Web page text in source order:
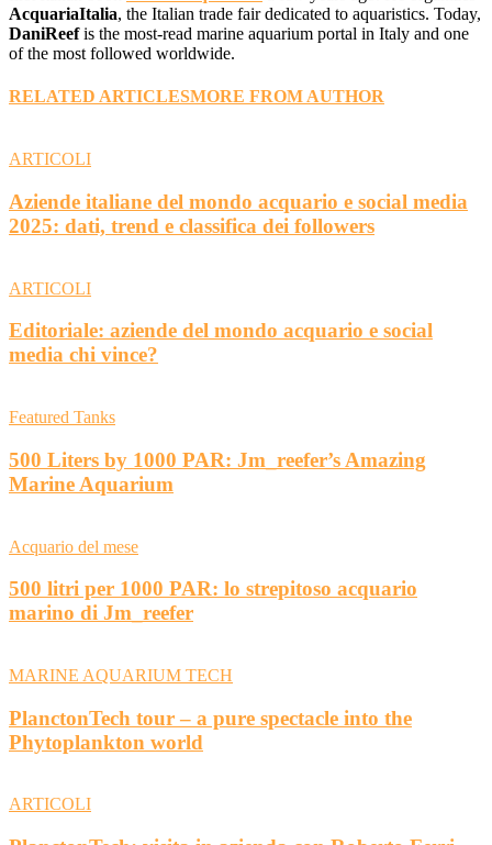
AcquariaItalia, the Italian trade fair dedicated to aquaristics. Today,
DaniReefis the most-read marine aquarium portal in Italy and one
of the most followed worldwide.
RELATED ARTICLESMORE FROM AUTHOR
ARTICOLI
Aziende italiane del mondo acquario e social media
2025: dati, trend e classifica dei followers
ARTICOLI
Editoriale: aziende del mondo acquario e social
media chi vince?
Featured Tanks
500 Liters by 1000 PAR: Jm_reefer’s Amazing
Marine Aquarium
Acquario del mese
500 litri per 1000 PAR: lo strepitoso acquario
marino di Jm_reefer
MARINE AQUARIUM TECH
PlanctonTech tour – a pure spectacle into the
Phytoplankton world
ARTICOLI